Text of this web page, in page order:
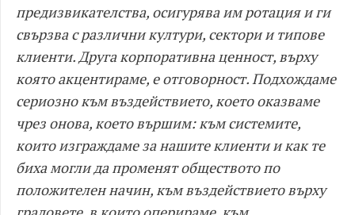
предизвикателства, осигурява им ротация и ги
свързва с различни култури, сектори и типове
клиенти. Друга корпоративна ценност, върху
която акцентираме, е отговорност. Подхождаме
сериозно към въздействието, което оказваме
чрез онова, което вършим: към системите,
които изграждаме за нашите клиенти и как те
биха могли да променят обществото по
положителен начин, към въздействието върху